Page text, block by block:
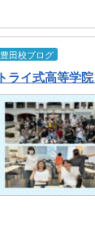
豊田校ブログ